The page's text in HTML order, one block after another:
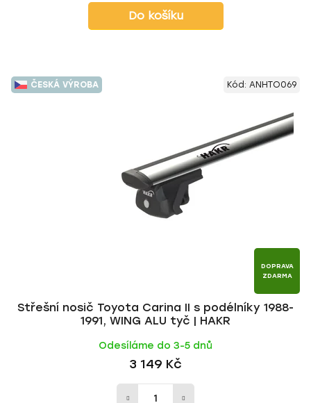
Do košíku
ČESKÁ VÝROBA
DOPRAVA
ZDARMA
Střešní nosič Toyota Carina II s podélníky 1988-
1991, WING ALU tyč | HAKR
Odesíláme do 3-5 dnů
3 149 Kč
Kód: ANHTO069